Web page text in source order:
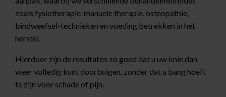
zoals fysiotherapie, manuele therapie, osteopathie,
bindweefsel-technieken en voeding betrekken in het
herstel.
Hierdoor zijn de resultaten zo goed dat u uw knie dan
weer volledig kunt doorbuigen, zonder dat u bang hoeft
te zijn voor schade of pijn.